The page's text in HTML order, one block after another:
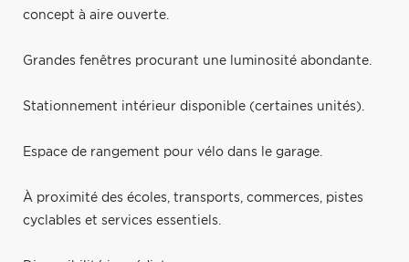
concept à aire ouverte.
Grandes fenêtres procurant une luminosité abondante.
Stationnement intérieur disponible (certaines unités).
Espace de rangement pour vélo dans le garage.
À proximité des écoles, transports, commerces, pistes
cyclables et services essentiels.